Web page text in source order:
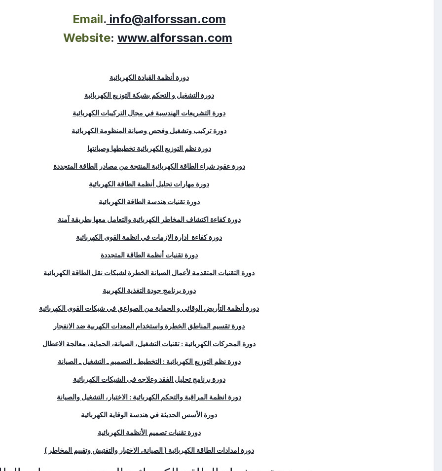
Email. info@alforssan.com
Website: www.alforssan.com
دورة أنظمة القيادة الكهربائية
دورة التشغيل و التحكم بشبكة التوزيع الكهربائية
دورة التشريعات الهندسية في مجال التركيبات الكهربائية
دورة تركيب وتشغيل وفحص وصيانة المنظومة الكهربائية
دورة نظم التوزيع الكهربائية تخطيطها وصيانتها
دورة عقود شراء الطاقة الكهربائية المنتجة من مصادر الطاقة المتجددة
دورة مهارات تحليل أنظمة الطاقة الكهربائية
دورة تقنيات هندسة الطاقة الكهربائية
دورة كفاءة اكتشاف المخاطر الكهربائية والتعامل معها بطريقة آمنة
دورة كفاءة ادارة الازمات في انظمة القوى الكهربائیة
دورة تقنيات أنظمة الطاقة المتجددة
دورة التقنيات المتقدمة لأعمال الصيانة الخطرة لشبكات نقل الطاقة الكهربائية
دورة برنامج جودة التغذية الكهربية
دورة أنظمة التأريض الوقائي و الحماية من الصواعق في شبكات القوى الكهربائية
دورة تقسيم المناطق الخطرة واستخدام المعدات الكهربية ضد الانفجار
دورة المحركات الكهربائية : تقنيات التشغيل، الصيانة، الحماية، معالجة الاعطال
دورة نظم التوزيع الكهربائية : التخطيط ـ التصميم ـ التشغيل ـ الصيانة
دورة برنامج تحليل الفقد وعلاجه فى الشبكات الكهربائية
دورة انظمة المراقبة والتحكم الكهربائية : الاختيار، التشغيل والصيانة
دورة الأسس الحديثة في هندسة الوقاية الكهربائية
دورة تقنيات تصميم الأنظمة الكهربائية
دورة امدادات الطاقة الكهربائية ( الصيانة، الاختبار والتفتيش وتقييم المخاطر )